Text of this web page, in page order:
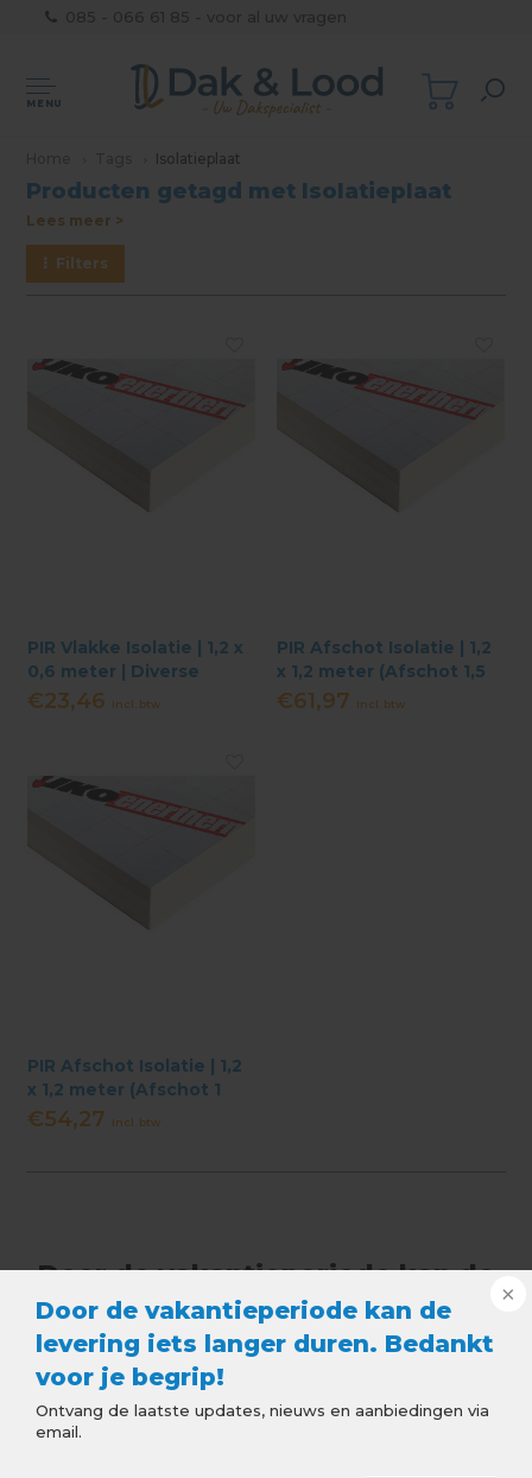
Door de vakantieperiode kan de
levering iets langer duren. Bedankt
voor je begrip!
Ontvang de laatste updates, nieuws en aanbiedingen via
email.
MENU
Isolatieplaat
Producten getagd met Isolatieplaat
Lees meer >
Filters
PIR Vlakke Isolatie | 1,2 x
0,6 meter | Diverse
Diktes
€23,46 Incl. btw
PIR Afschot Isolatie | 1,2
x 1,2 meter (Afschot 1,5
cm) | Diverse Diktes
€61,97 Incl. btw
PIR Afschot Isolatie | 1,2
x 1,2 meter (Afschot 1
cm) | Diverse Diktes
€54,27 Incl. btw
Door de vakantieperiode kan de
levering iets langer duren.
Bedankt voor je begrip!
Ontvang de laatste updates, nieuws en
aanbiedingen via email.